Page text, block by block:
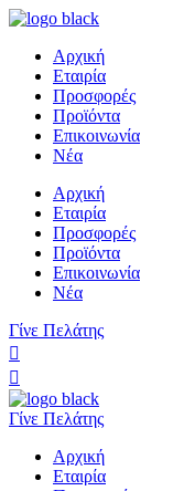
Αρχική
Εταιρία
Προσφορές
Προϊόντα
Επικοινωνία
Νέα
Αρχική
Εταιρία
Προσφορές
Προϊόντα
Επικοινωνία
Νέα
Γίνε Πελάτης
Γίνε Πελάτης
Αρχική
Εταιρία